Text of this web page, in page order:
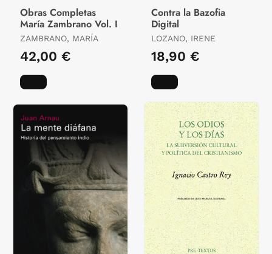
Obras Completas
María Zambrano Vol. I
ZAMBRANO, MARÍA
42,00 €
Contra la Bazofia
Digital
LOZANO, IRENE
18,90 €